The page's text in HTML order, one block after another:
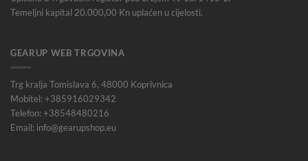
Temeljni kapital 20.000,00 Kn uplaćen u cijelosti.
GEARUP WEB TRGOVINA
Trg kralja Tomislava 6, 48000 Koprivnica
Mobitel: +385916029342
Telefon: +38548480216
Email: info@gearupshop.eu